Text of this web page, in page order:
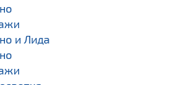
и Лида